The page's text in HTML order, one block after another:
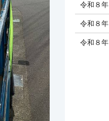
令和８
令和８
令和８